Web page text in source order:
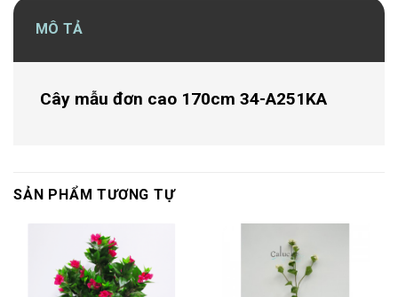
MÔ TẢ
Cây mẫu đơn cao 170cm 34-A251KA
SẢN PHẨM TƯƠNG TỰ